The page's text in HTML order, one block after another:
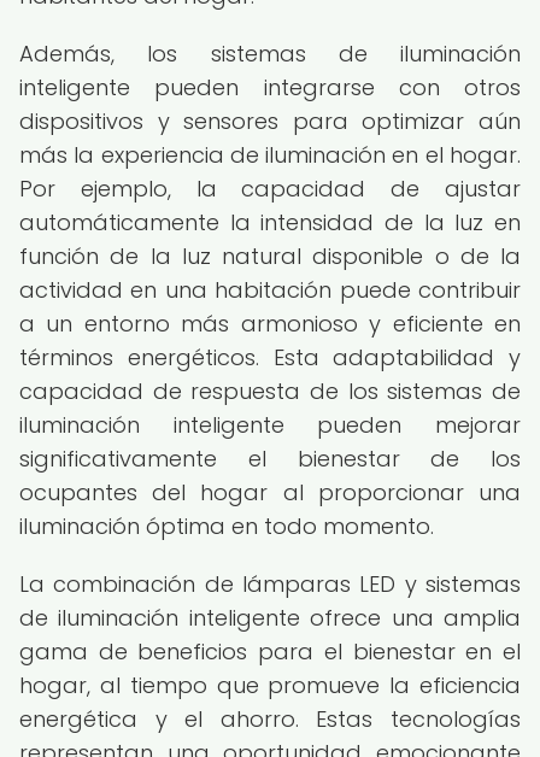
Además, los sistemas de iluminación
inteligente pueden integrarse con otros
dispositivos y sensores para optimizar aún
más la experiencia de iluminación en el hogar.
Por ejemplo, la capacidad de ajustar
automáticamente la intensidad de la luz en
función de la luz natural disponible o de la
actividad en una habitación puede contribuir
a un entorno más armonioso y eficiente en
términos energéticos. Esta adaptabilidad y
capacidad de respuesta de los sistemas de
iluminación inteligente pueden mejorar
significativamente el bienestar de los
ocupantes del hogar al proporcionar una
iluminación óptima en todo momento.
La combinación de lámparas LED y sistemas
de iluminación inteligente ofrece una amplia
gama de beneficios para el bienestar en el
hogar, al tiempo que promueve la eficiencia
energética y el ahorro. Estas tecnologías